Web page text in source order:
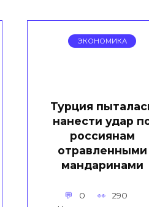
ЭКОНОМИКА
Турция
нанести удар
россиянам
отравленными
мандаринами
0 290